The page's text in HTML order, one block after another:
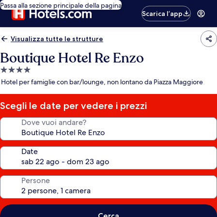
Passa alla sezione principale della pagina
Scarica l’app
Visualizza tutte le strutture
Boutique Hotel Re Enzo
Struttura
a
stelle
Hotel per famiglie con bar/lounge, non lontano da Piazza Maggiore
Scegli le date per vedere i prezzi
Dove vuoi andare?
Date
Persone